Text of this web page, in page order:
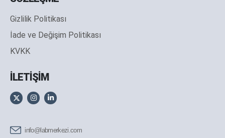
Gizlilik Politikası
İade ve Değişim Politikası
KVKK
İLETİŞİM
info@labmerkezi.com